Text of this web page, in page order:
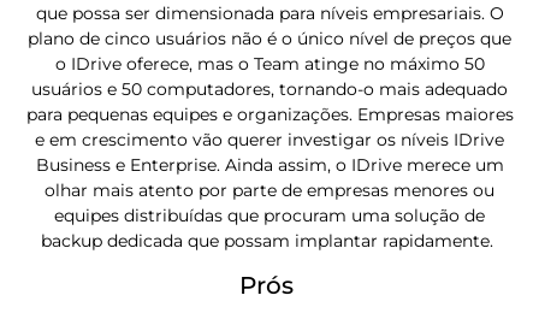
que possa ser dimensionada para níveis empresariais. O
plano de cinco usuários não é o único nível de preços que
o IDrive oferece, mas o Team atinge no máximo 50
usuários e 50 computadores, tornando-o mais adequado
para pequenas equipes e organizações. Empresas maiores
e em crescimento vão querer investigar os níveis IDrive
Business e Enterprise. Ainda assim, o IDrive merece um
olhar mais atento por parte de empresas menores ou
equipes distribuídas que procuram uma solução de
backup dedicada que possam implantar rapidamente.
Prós